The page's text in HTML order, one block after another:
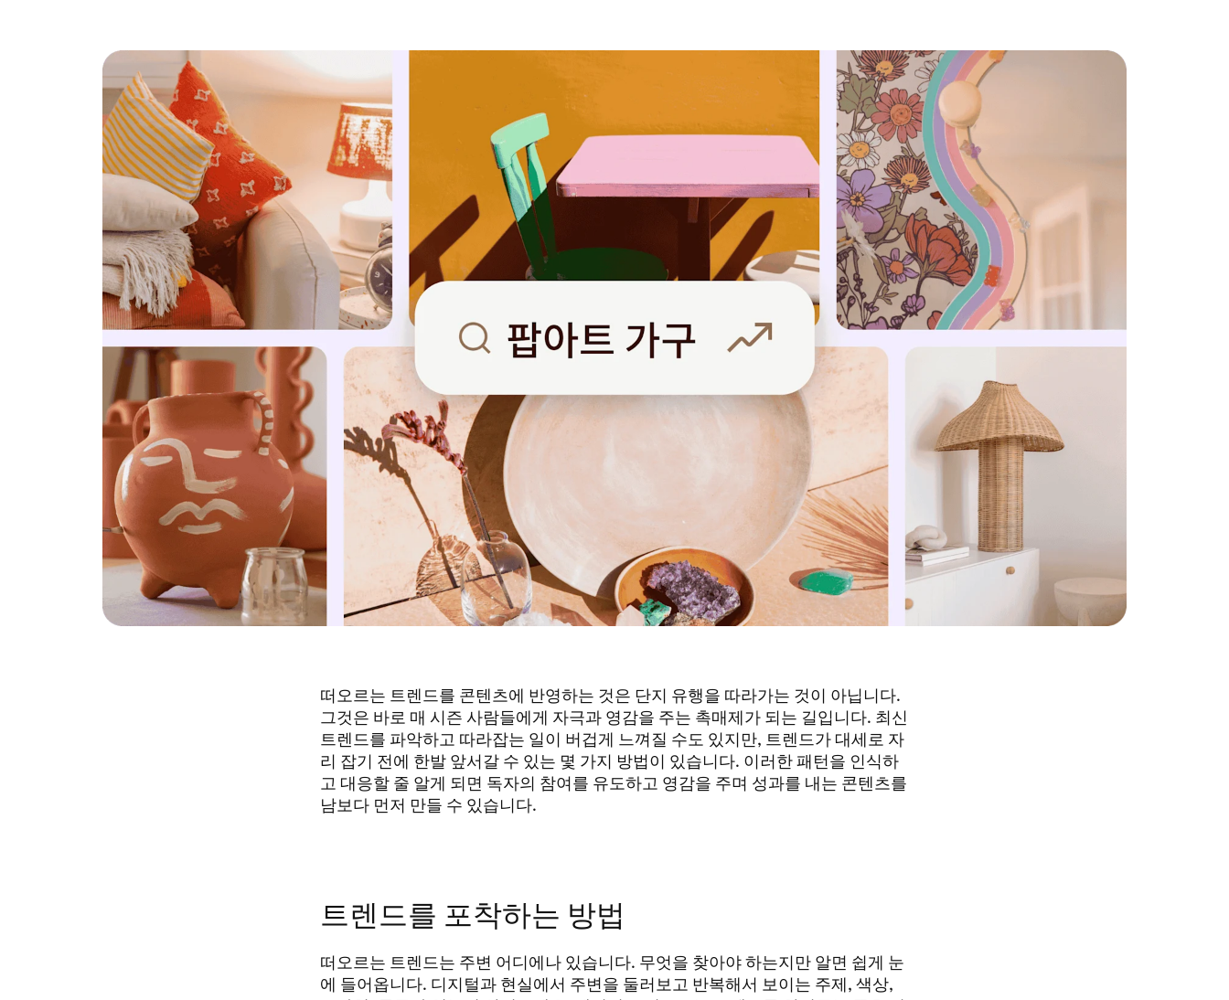
떠오르는 트렌드를 콘텐츠에 반영하는 것은 단지 유행을 따라가는 것이 아닙니다.
그것은 바로 매 시즌 사람들에게 자극과 영감을 주는 촉매제가 되는 길입니다. 최신
트렌드를 파악하고 따라잡는 일이 버겁게 느껴질 수도 있지만, 트렌드가 대세로 자
리 잡기 전에 한발 앞서갈 수 있는 몇 가지 방법이 있습니다. 이러한 패턴을 인식하
고 대응할 줄 알게 되면 독자의 참여를 유도하고 영감을 주며 성과를 내는 콘텐츠를
남보다 먼저 만들 수 있습니다.
트렌드를 포착하는 방법
떠오르는 트렌드는 주변 어디에나 있습니다. 무엇을 찾아야 하는지만 알면 쉽게 눈
에 들어옵니다. 디지털과 현실에서 주변을 둘러보고 반복해서 보이는 주제, 색상,